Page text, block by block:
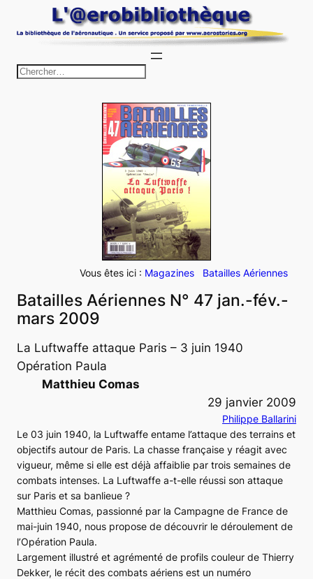
au
c
h
e
r
c
h
e
r
Vous êtes ici : Magazines Batailles Aériennes
Batailles Aériennes N° 47 jan.-fév.-
mars 2009
La Luftwaffe attaque Paris – 3 juin 1940
Opération Paula
Matthieu Comas
29 janvier 2009
Philippe Ballarini
Le 03 juin 1940, la Luftwaffe entame l’attaque des terrains et
objectifs autour de Paris. La chasse française y réagit avec
vigueur, même si elle est déjà affaiblie par trois semaines de
combats intenses. La Luftwaffe a-t-elle réussi son attaque
sur Paris et sa banlieue ?
Matthieu Comas, passionné par la Campagne de France de
mai-juin 1940, nous propose de découvrir le déroulement de
l’Opération Paula.
Largement illustré et agrémenté de profils couleur de Thierry
Dekker, le récit des combats aériens est un numéro